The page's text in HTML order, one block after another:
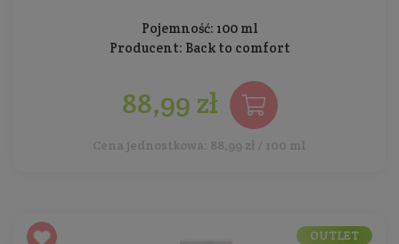
Pojemność: 100 ml
Producent: Back to comfort
88,99 zł
Cena jednostkowa: 88,99 zł / 100 ml
OUTLET